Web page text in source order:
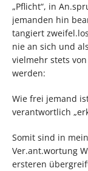
„Pflicht“, in
jemanden hin
tangiert
nie an sich und
vielmehr stets
werden:
Wie frei jemand
verantwortlich
Somit sind in
Ver.ant.wortung
ersteren